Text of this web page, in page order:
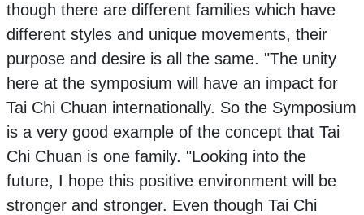
though there are different families which have
different styles and unique movements, their
purpose and desire is all the same. "The unity
here at the symposium will have an impact for
Tai Chi Chuan internationally. So the Symposium
is a very good example of the concept that Tai
Chi Chuan is one family. "Looking into the
future, I hope this positive environment will be
stronger and stronger. Even though Tai Chi